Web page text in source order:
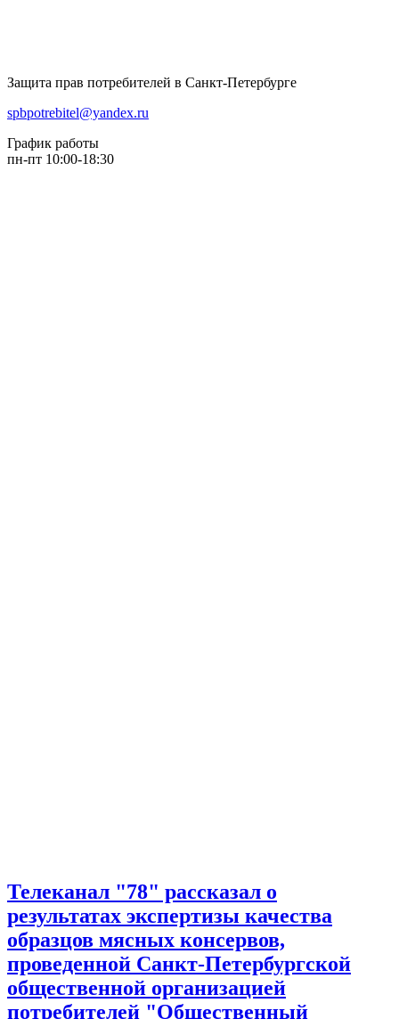
Защита прав потребителей в Санкт-Петербурге
spbpotrebitel@yandex.ru
График работы
пн-пт 10:00-18:30
Телеканал "78" рассказал о
результатах экспертизы качества
образцов мясных консервов,
проведенной Санкт-Петербургской
общественной организацией
потребителей "Общественный